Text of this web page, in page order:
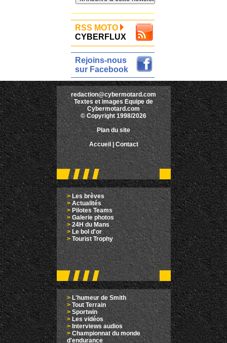
RSS MOTO
CYBERFLUX
Rejoins-nous
sur Facebook
redaction@cybermotard.com
Textes et images Equipe de
Cybermotard.com
© Copyright 1998/2026
Plan du site
Accueil |Contact
>Les brèves
> Actualités
> Pilotes Teams
>Galerie photos
>24H du Mans
>Le bol d'or
> Tourist Trophy
>L'humeur de Smith
> Tout Terrain
> Sportwin
> Les vidéos
> Interviews audios
>Championnat du monde
d'endurance